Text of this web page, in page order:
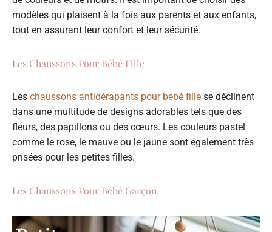
modèles qui plaisent à la fois aux parents et aux enfants,
tout en assurant leur confort et leur sécurité.
Les Chaussons Pour Bébé Fille
Les chaussons antidérapants pour bébé fille se déclinent
dans une multitude de designs adorables tels que des
fleurs, des papillons ou des cœurs. Les couleurs pastel
comme le rose, le mauve ou le jaune sont également très
prisées pour les petites filles.
Les Chaussons Pour Bébé Garçon